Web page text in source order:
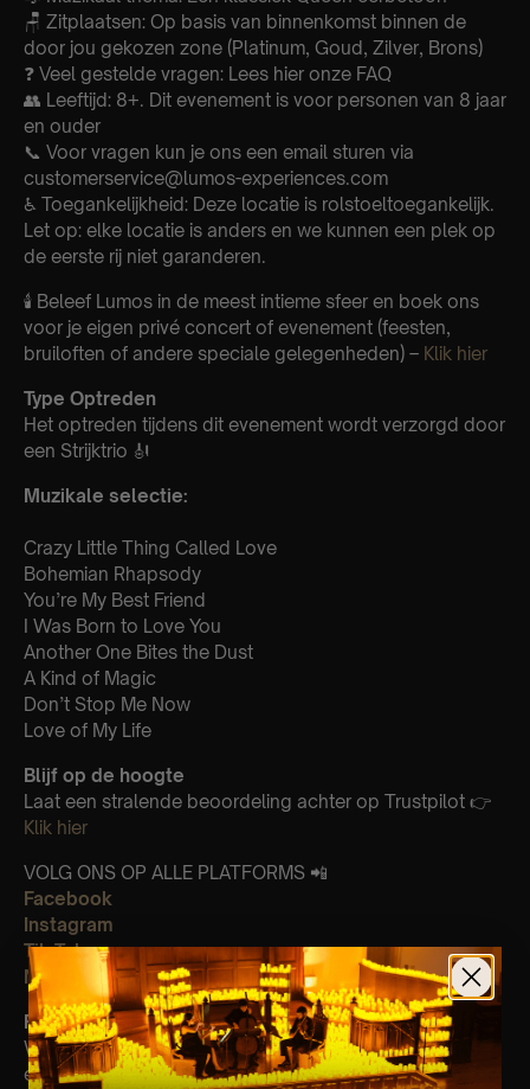
🪑 Zitplaatsen: Op basis van binnenkomst binnen de
door jou gekozen zone (Platinum, Goud, Zilver, Brons)
❓ Veel gestelde vragen: Lees hier onze FAQ
👥 Leeftijd: 8+. Dit evenement is voor personen van 8 jaar
en ouder
📞 Voor vragen kun je ons een email sturen via
customerservice@lumos-experiences.com
♿ Toegankelijkheid: Deze locatie is rolstoeltoegankelijk.
Let op: elke locatie is anders en we kunnen een plek op
de eerste rij niet garanderen.
🕯️ Beleef Lumos in de meest intieme sfeer en boek ons
voor je eigen privé concert of evenement (feesten,
bruiloften of andere speciale gelegenheden) – Klik hier
Type Optreden
Het optreden tijdens dit evenement wordt verzorgd door
een Strijktrio 🎻
Muzikale selectie:
Crazy Little Thing Called Love
Bohemian Rhapsody
You’re My Best Friend
I Was Born to Love You
Another One Bites the Dust
A Kind of Magic
Don’t Stop Me Now
Love of My Life
Blijf op de hoogte
Laat een stralende beoordeling achter op Trustpilot 👉
Klik hier
VOLG ONS OP ALLE PLATFORMS 📲
Facebook
Instagram
Tik Tok
Newsletter (Be The First To Know Latest News)
PRIVÉ VERHUUR🕯
Wil je onze muzikanten of kaarsen huren? Stuur dan een
e-mail naar privatehire@lumoslive.co.uk. Perfect voor